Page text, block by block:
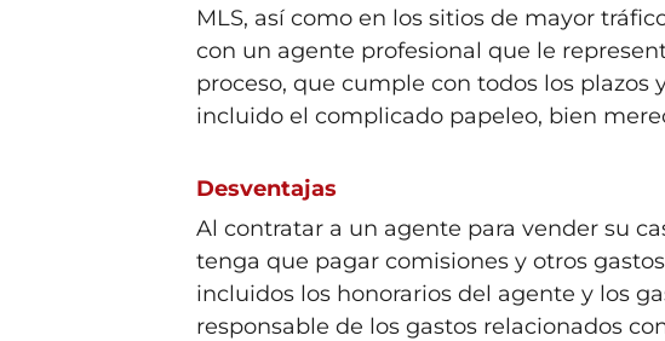
MLS, así como en los sitios de mayor
con un agente profesional que le
proceso, que cumple con todos los plazos
incluido el complicado papeleo, bien
Desventajas
Al contratar a un agente para vender su
tenga que pagar comisiones y otros
incluidos los honorarios del agente y los
responsable de los gastos relacionados